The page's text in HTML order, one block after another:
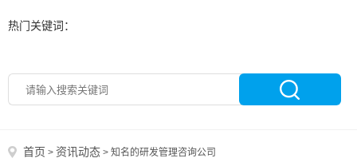
热门关键词：
首页 > 资讯动态 > 知名的研发管理咨询公司